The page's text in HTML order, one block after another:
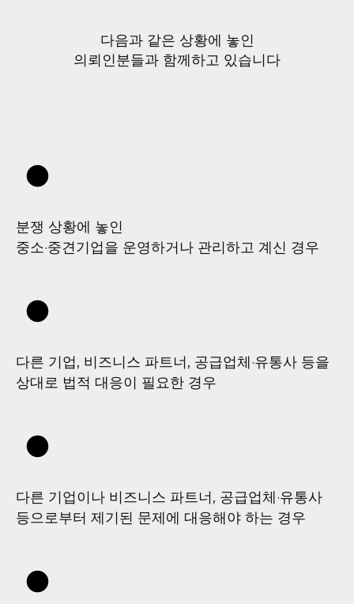
다음과 같은 상황에 놓인
의뢰인분들과 함께하고 있습니다
분쟁 상황에 놓인
중소·중견기업을 운영하거나 관리하고 계신 경우
다른 기업, 비즈니스 파트너, 공급업체·유통사 등을
상대로 법적 대응이 필요한 경우
다른 기업이나 비즈니스 파트너, 공급업체·유통사
등으로부터 제기된 문제에 대응해야 하는 경우